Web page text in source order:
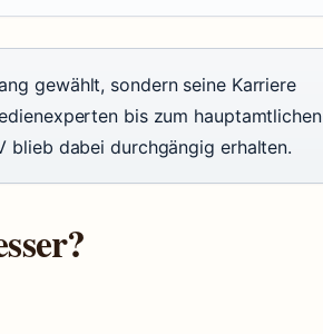
gewählt, sondern seine Karriere
bis zum hauptamtlichen
blieb dabei durchgängig erhalten.